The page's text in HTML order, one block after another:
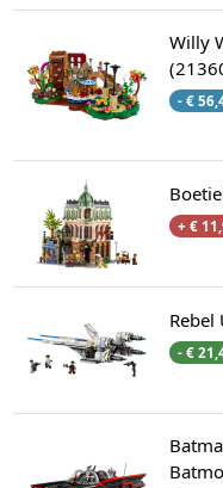
Willy
- €
+ €
- €